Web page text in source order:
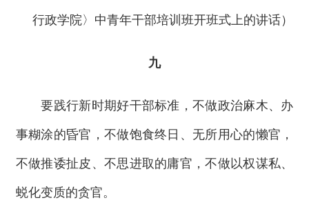
行政学院〉中青年干部培训班开班式上的讲话）
九
要践行新时期好干部标准，不做政治麻木、办
事糊涂的昏官，不做饱食终日、无所用心的懒官，
不做推诿扯皮、不思进取的庸官，不做以权谋私、
蜕化变质的贪官。